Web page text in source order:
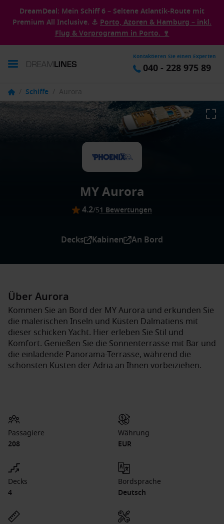
DreamDeal: Mein Schiff 6 – Seltene Atlantik-Route mit
Premium All Inclusive. ⚓ Porto, Azoren & Hamburg – inkl.
Flug & Vorprogramm in Porto. 🍷
Kontaktieren Sie einen Experten
040 - 228 975 89
/ Schiffe / Aurora
MY Aurora
4.2/51 Bewertungen
Decks Kabinen An Bord
Über Aurora
Kommen Sie an Bord der MY Aurora und erkunden Sie
die malerischen Inseln und Küsten Dalmatiens mit
dieser schicken Yacht. Hier erleben Sie Stil und
Komfort. Genießen Sie die Sonnenterrasse mit Bar und
die einladende Panorama-Terrasse, während die
schönsten Küsten der Adria an Ihnen vorbeiziehen.
Passagiere
208
Währung
EUR
Decks
4
Bordsprache
Deutsch